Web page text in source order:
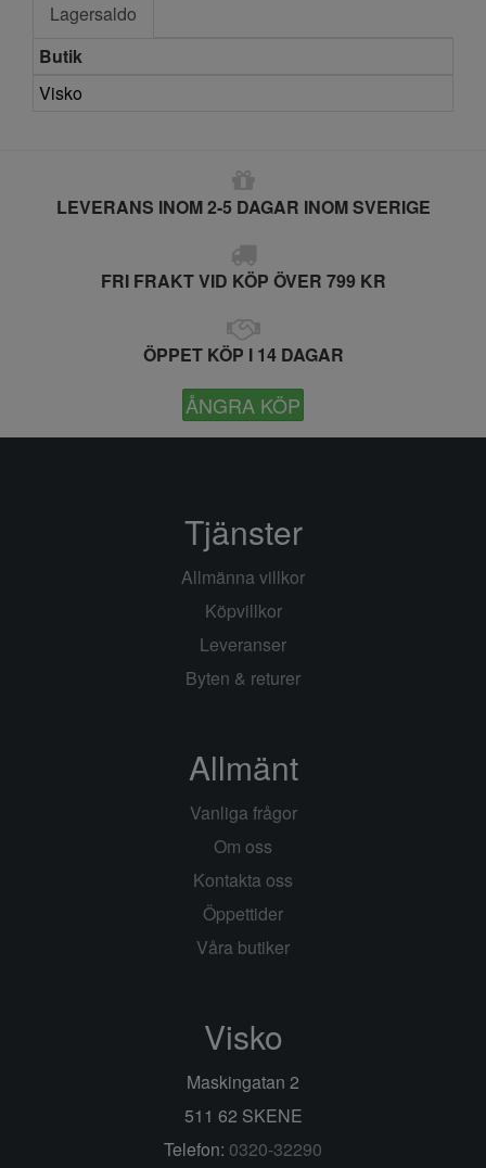
Lagersaldo
Butik
Visko
LEVERANS INOM 2-5 DAGAR INOM SVERIGE
FRI FRAKT VID KÖP ÖVER 799 KR
ÖPPET KÖP I 14 DAGAR
ÅNGRA KÖP
Tjänster
Allmänna villkor
Köpvillkor
Leveranser
Byten & returer
Allmänt
Vanliga frågor
Om oss
Kontakta oss
Öppettider
Våra butiker
Visko
Maskingatan 2
511 62 SKENE
Telefon: 0320-32290